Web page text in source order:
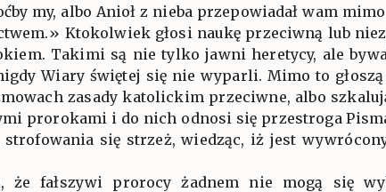
my, albo Anioł z nieba przepowiadał wam
Ktokolwiek głosi naukę przeciwną lub
Takimi są nie tylko jawni heretycy, ale
Wiary świętej się nie wyparli. Mimo to głoszą
zasady katolickim przeciwne, albo
prorokami i do nich odnosi się przestroga
się strzeż, wiedząc, iż jest
fałszywi prorocy żadnem nie mogą się